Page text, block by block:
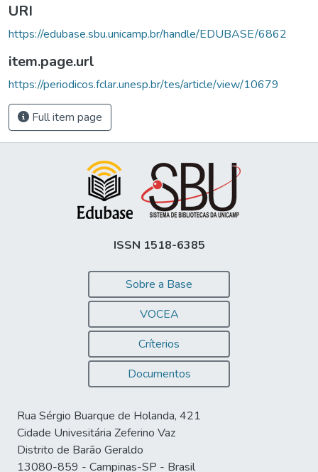
URI
https://edubase.sbu.unicamp.br/handle/EDUBASE/6862
item.page.url
https://periodicos.fclar.unesp.br/tes/article/view/10679
Full item page
ISSN 1518-6385
Sobre a Base
VOCEA
Críterios
Documentos
Rua Sérgio Buarque de Holanda, 421
Cidade Univesitária Zeferino Vaz
Distrito de Barão Geraldo
13080-859 - Campinas-SP - Brasil